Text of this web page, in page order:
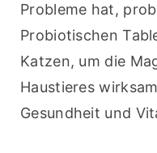
Probleme hat,
Probiotischen
Katzen, um die
Haustieres
Gesundheit und